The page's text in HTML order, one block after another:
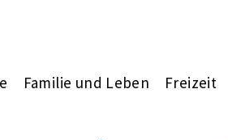
Familie und Leben Freizeit